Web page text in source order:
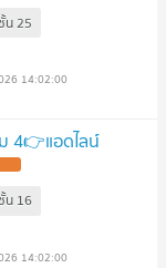
น25
14:02:00
4👉แอดไลน์
น 16
14:02:00